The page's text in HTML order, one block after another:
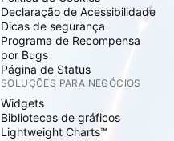
Declaração de Acessibilidade
Dicas de segurança
Programa de Recompensa
por Bugs
Página de Status
SOLUÇÕES PARA NEGÓCIOS
Widgets
Bibliotecas de gráficos
Lightweight Charts™